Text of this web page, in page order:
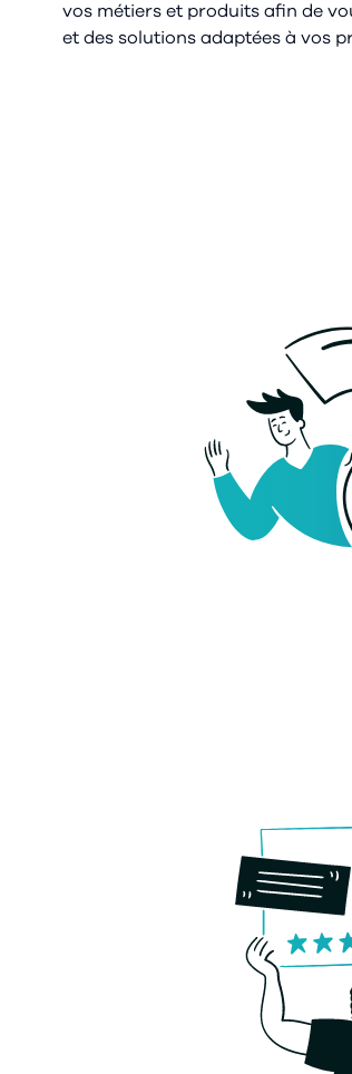
vos métiers et produits afin de
et des solutions adaptées à vos